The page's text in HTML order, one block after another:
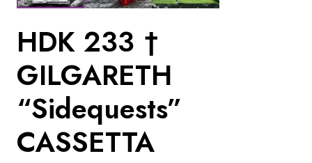
HDK 233 †
GILGARETH
“Sidequests”
CASSETTA